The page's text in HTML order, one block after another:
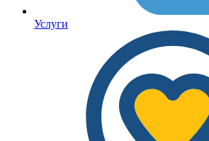
Услуги